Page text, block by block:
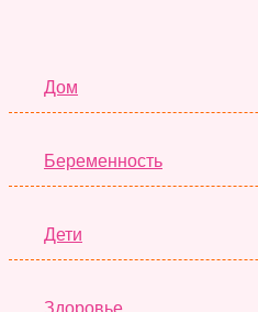
Дом
Беременность
Дети
Здоровье